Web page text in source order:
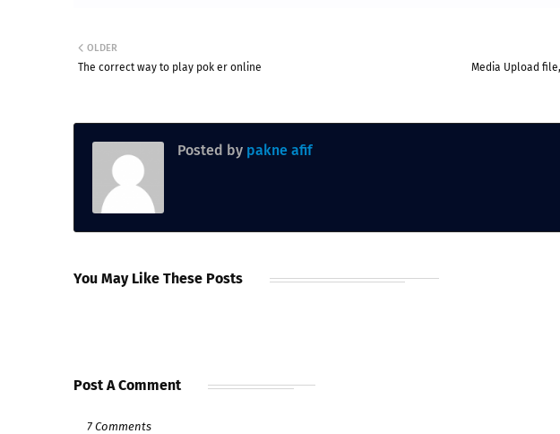
Media Upload
OLDER
The correct way to play pok er online
Posted by pakne afif
You May Like These Posts
Post A Comment
7 Comments